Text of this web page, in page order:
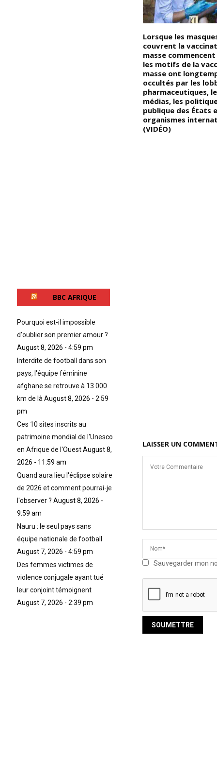
Lorsque les
couvrent la
masse
les motifs de la
masse ont
occultés par les
pharmaceutiques,
médias, les
publique des États
organismes
(VIDÉO)
LAISSER UN
Sauvegarder mon
BBC AFRIQUE
Pourquoi est-il impossible
d'oublier son premier amour ?
August 8, 2026 - 4:59 pm
Interdite de football dans son
pays, l'équipe féminine
afghane se retrouve à 13 000
km de làAugust 8, 2026 - 2:59
pm
Ces 10 sites inscrits au
patrimoine mondial de l'Unesco
en Afrique de l'OuestAugust 8,
2026 - 11:59 am
Quand aura lieu l'éclipse solaire
de 2026 et comment pourrai-je
l'observer ? August 8, 2026 -
9:59 am
Nauru : le seul pays sans
équipe nationale de football
August 7, 2026 - 4:59 pm
Des femmes victimes de
violence conjugale ayant tué
leur conjoint témoignent
August 7, 2026 - 2:39 pm